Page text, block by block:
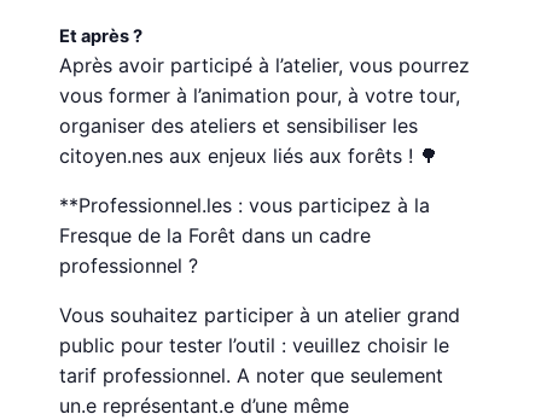
Et après ?
Après avoir participé à l’atelier, vous pourrez
vous former à l’animation pour, à votre tour,
organiser des ateliers et sensibiliser les
citoyen.nes aux enjeux liés aux forêts ! 🌳
**Professionnel.les : vous participez à la
Fresque de la Forêt dans un cadre
professionnel ?
Vous souhaitez participer à un atelier grand
public pour tester l’outil : veuillez choisir le
tarif professionnel. A noter que seulement
un.e représentant.e d’une même